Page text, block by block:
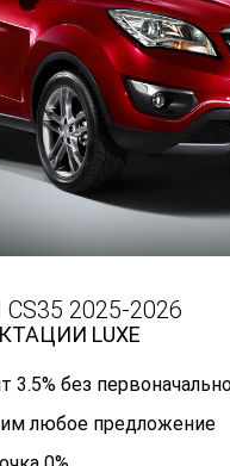
CS35 2025-2026
LUXE
3.5% без
любое предложение